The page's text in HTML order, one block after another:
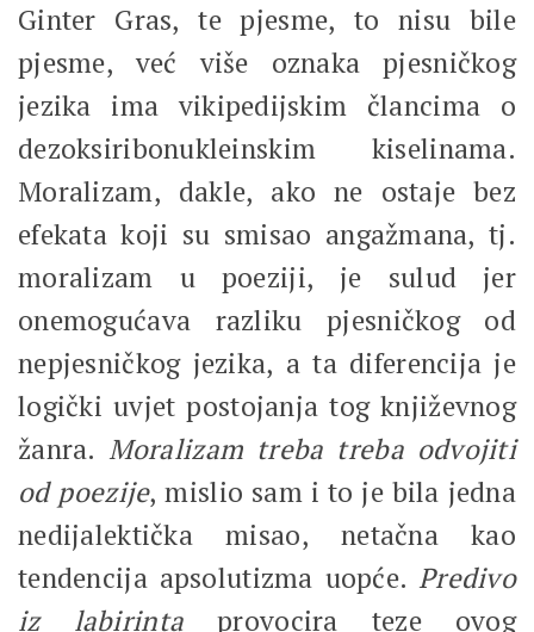
Ginter Gras, te pjesme, to nisu bile
pjesme, već više oznaka pjesničkog
jezika ima vikipedijskim člancima o
dezoksiribonukleinskim kiselinama.
Moralizam, dakle, ako ne ostaje bez
efekata koji su smisao angažmana, tj.
moralizam u poeziji, je sulud jer
onemogućava razliku pjesničkog od
nepjesničkog jezika, a ta diferencija je
logički uvjet postojanja tog književnog
žanra. Moralizam treba treba odvojiti
od poezije, mislio sam i to je bila jedna
nedijalektička misao, netačna kao
tendencija apsolutizma uopće.Predivo
iz labirintaprovocira teze ovog